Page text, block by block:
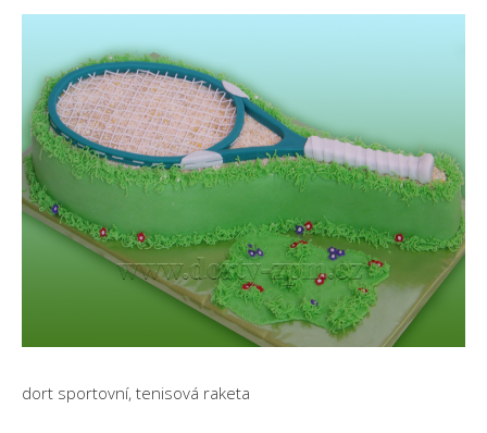
dort sportovní, tenisová raketa